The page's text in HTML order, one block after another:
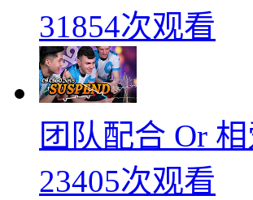
31854次观看
团队配合 Or
23405次观看